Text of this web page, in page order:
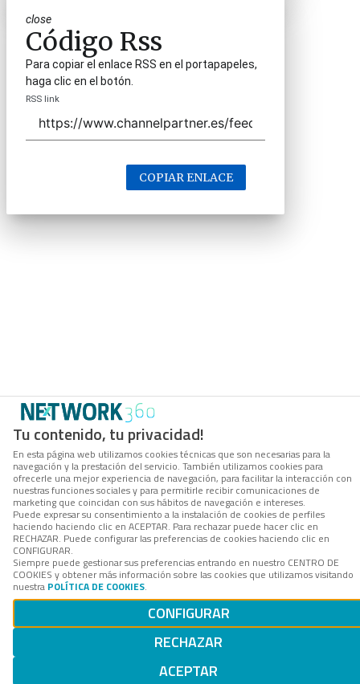
Tu contenido, tu privacidad!
En esta página web utilizamos cookies técnicas que son necesarias para la
navegación y la prestación del servicio. También utilizamos cookies para
ofrecerle una mejor experiencia de navegación, para facilitar la interacción con
nuestras funciones sociales y para permitirle recibir comunicaciones de
marketing que coincidan con sus hábitos de navegación e intereses.
Puede expresar su consentimiento a la instalación de cookies de perfiles
haciendo haciendo clic en ACEPTAR. Para rechazar puede hacer clic en
RECHAZAR. Puede configurar las preferencias de cookies haciendo clic en
CONFIGURAR.
Siempre puede gestionar sus preferencias entrando en nuestro CENTRO DE
COOKIES y obtener más información sobre las cookies que utilizamos visitando
nuestra POLÍTICA DE COOKIES.
CONFIGURAR
RECHAZAR
ACEPTAR
close
Código Rss
Para copiar el enlace RSS en el portapapeles,
haga clic en el botón.
RSS link
COPIAR ENLACE